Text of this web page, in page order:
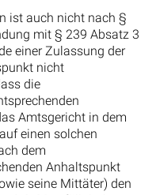
ist auch nicht nach §
mit § 239 Absatz 3
einer Zulassung der
nicht
die
Amtsgericht in dem
einen solchen
dem
Anhaltspunkt
seine Mittäter) den